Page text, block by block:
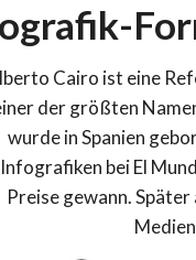
Cairo ist eine
der größten
wurde in Spanien
Infografiken bei El
Preise gewann.